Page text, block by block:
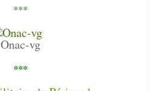
***
Onac-vg
***